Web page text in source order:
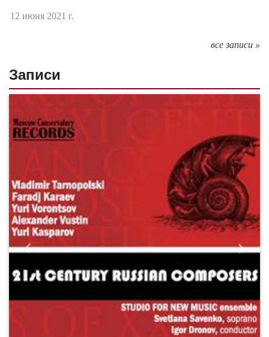
12 июня 2021 г.
все записи »
Записи
Назад